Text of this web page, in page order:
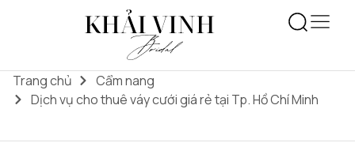
Trang chủ
Cẩm nang
Dịch vụ cho thuê váy cưới giá rẻ tại Tp. Hồ Chí Minh